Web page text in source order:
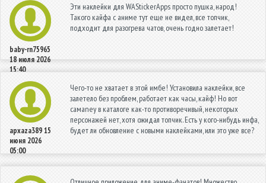
baby-rn75965
18 июля 2026
15:40
Эти наклейки для WAStickerApps просто пушка, народ!
Такого кайфа с аниме тут еще не видел, все топчик,
подходит для разогрева чатов, очень годно залетает!
apxaza38915
июня 2026
05:00
Чего-то не хватает в этой имбе! Установила наклейки, все
залетело без проблем, работает как часы, кайф! Но вот
самaney в каталоге как-то противоречивый, некоторых
персонажей нет, хотя ожидал топчик. Есть у кого-нибудь инфа,
будет ли обновление с новыми наклейками, или это уже все?